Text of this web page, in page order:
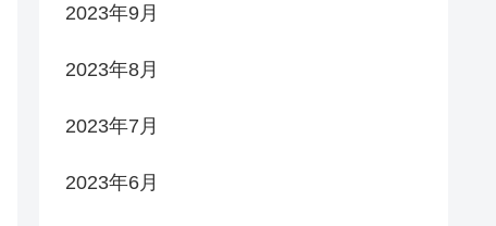
2023年9月
2023年8月
2023年7月
2023年6月